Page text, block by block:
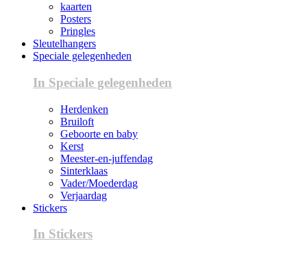
kaarten
Posters
Pringles
Sleutelhangers
Speciale gelegenheden
In Speciale gelegenheden
Herdenken
Bruiloft
Geboorte en baby
Kerst
Meester-en-juffendag
Sinterklaas
Vader/Moederdag
Verjaardag
Stickers
In Stickers